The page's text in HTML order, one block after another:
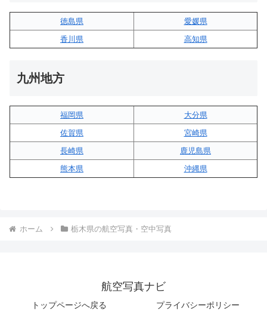
徳島県
愛媛県
香川県
高知県
九州地方
福岡県
大分県
佐賀県
宮崎県
長崎県
鹿児島県
熊本県
沖縄県
ホーム 栃木県の航空写真・空中写真
航空写真ナビ
トップページへ戻る プライバシーポリシー